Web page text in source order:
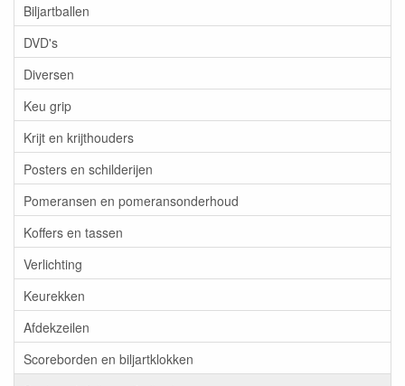
Biljartballen
DVD's
Diversen
Keu grip
Krijt en krijthouders
Posters en schilderijen
Pomeransen en pomeransonderhoud
Koffers en tassen
Verlichting
Keurekken
Afdekzeilen
Scoreborden en biljartklokken